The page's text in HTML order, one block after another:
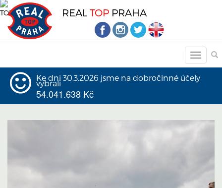
REAL TOP PRAHA
Ke dni 30.3.2026 jsme na dobročinné účely
vybrali
54.041.638 Kč